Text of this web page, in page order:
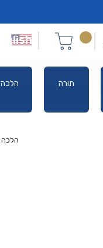
הלכה תורה
הלכה